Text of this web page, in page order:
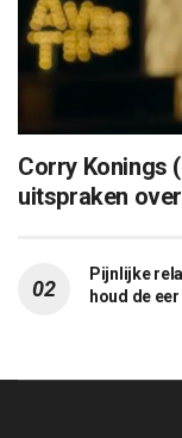
Corry Konings
uitspraken
Pijnlijke
houd de